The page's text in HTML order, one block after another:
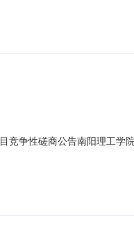
竞争性磋商公告南阳理工学
优化升级工程项目3.招标方